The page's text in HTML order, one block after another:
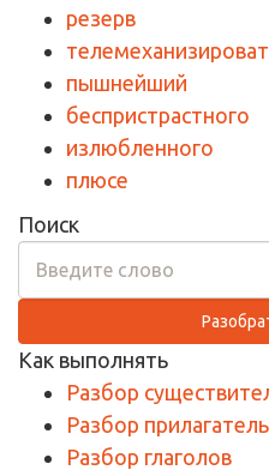
резерв
пышнейший
беспристрастного
излюбленного
плюсе
Поиск
Как выполнять
Разбор
Разбор
Разбор глаголов